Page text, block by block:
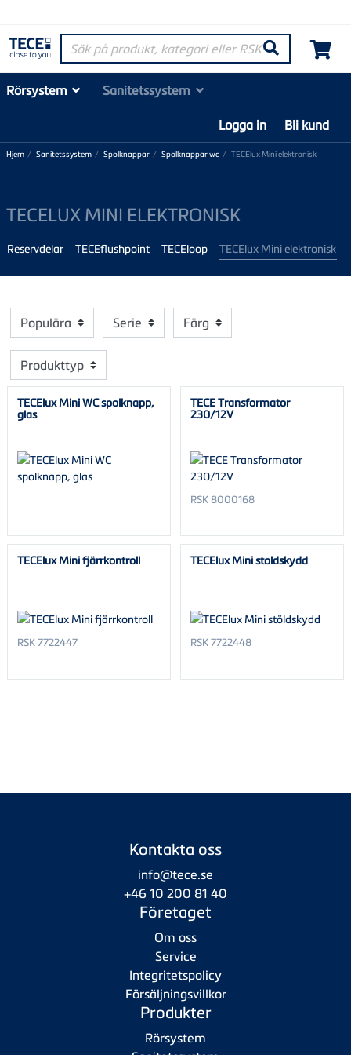
Sök på produkt, kategori eller RSK-nummer
Søk
Rörsystem
Sanitetssystem
Logga in
Bli kund
Hjem Sanitetssystem Spolknappar Spolknappar wc TECElux Mini elektronisk
TECELUX MINI ELEKTRONISK
Reservdelar TECEflushpoint TECEloop TECElux Mini elektronisk
Populära Serie Färg
Produkttyp
TECElux Mini WC spolknapp,
glas
TECE Transformator
230/12V
RSK 8000168
TECElux Mini fjärrkontroll
RSK 7722447
TECElux Mini stöldskydd
RSK 7722448
Kontakta oss
info@tece.se
+46 10 200 81 40
Företaget
Om oss
Service
Integritetspolicy
Försäljningsvillkor
Produkter
Rörsystem